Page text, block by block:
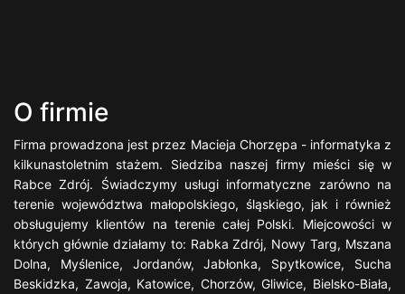
O firmie
Firma prowadzona jest przez Macieja Chorzępa - informatyka z
kilkunastoletnim stażem. Siedziba naszej firmy mieści się w
Rabce Zdrój. Świadczymy usługi informatyczne zarówno na
terenie województwa małopolskiego, śląskiego, jak i również
obsługujemy klientów na terenie całej Polski. Miejcowości w
których głównie działamy to: Rabka Zdrój, Nowy Targ, Mszana
Dolna, Myślenice, Jordanów, Jabłonka, Spytkowice, Sucha
Beskidzka, Zawoja, Katowice, Chorzów, Gliwice, Bielsko-Biała,